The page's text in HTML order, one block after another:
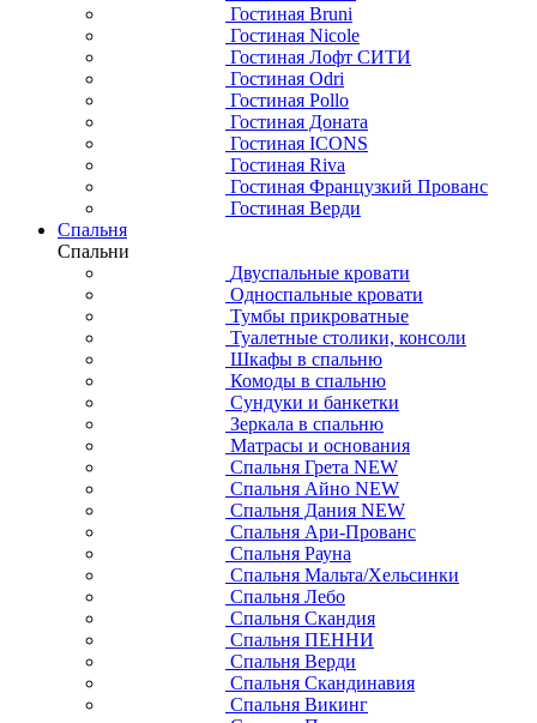
Гостиная Bruni
Гостиная Nicole
Гостиная Лофт СИТИ
Гостиная Odri
Гостиная Pollo
Гостиная Доната
Гостиная ICONS
Гостиная Riva
Гостиная Французкий Прованс
Гостиная Верди
Спальня
Спальни
Двуспальные кровати
Односпальные кровати
Тумбы прикроватные
Туалетные столики, консоли
Шкафы в спальню
Комоды в спальню
Сундуки и банкетки
Зеркала в спальню
Матрасы и основания
Спальня Грета NEW
Спальня Айно NEW
Спальня Дания NEW
Спальня Ари-Прованс
Спальня Рауна
Спальня Мальта/Хельсинки
Спальня Лебо
Спальня Скандия
Спальня ПЕННИ
Спальня Верди
Спальня Скандинавия
Спальня Викинг